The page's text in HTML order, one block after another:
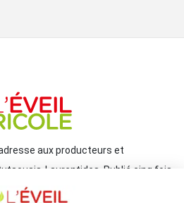
aux producteurs et
Laurentides. Publié cinq fois
il traite de l'actualité et des grands